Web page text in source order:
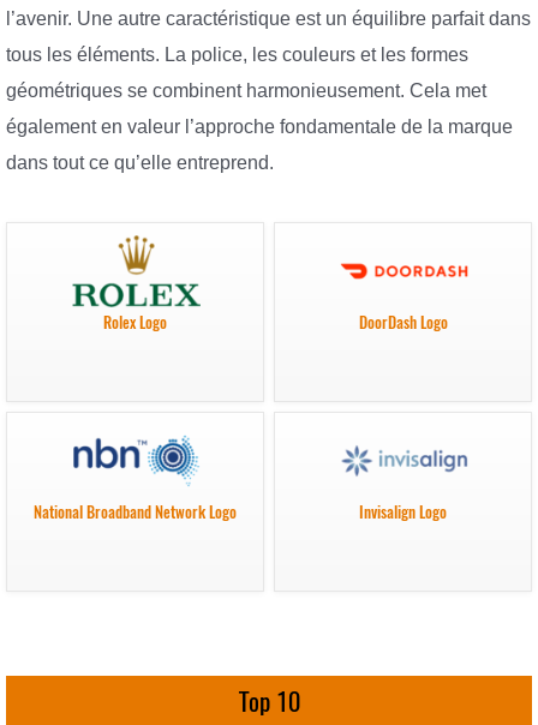
l’avenir. Une autre caractéristique est un équilibre parfait dans
tous les éléments. La police, les couleurs et les formes
géométriques se combinent harmonieusement. Cela met
également en valeur l’approche fondamentale de la marque
dans tout ce qu’elle entreprend.
Rolex Logo DoorDash Logo
National Broadband Network Logo Invisalign Logo
Top 10